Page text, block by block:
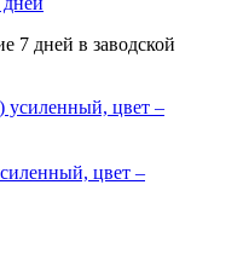
7 дней в заводской
цвет –